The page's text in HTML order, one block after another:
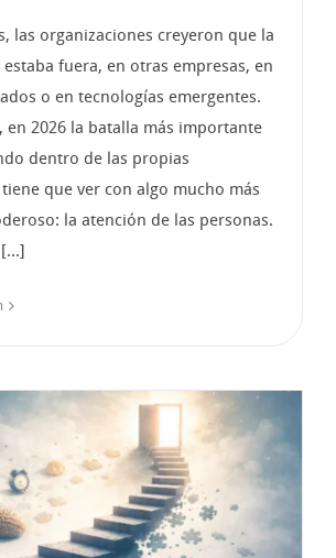
las organizaciones creyeron que la
fuera, en otras empresas, en
o en tecnologías emergentes.
en 2026 la batalla más importante
dentro de las propias
que ver con algo mucho más
la atención de las personas.